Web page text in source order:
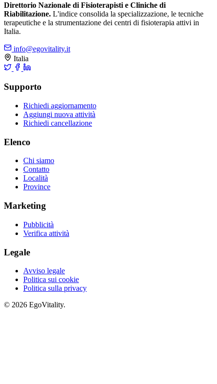
Direttorio Nazionale di Fisioterapisti e Cliniche di
Riabilitazione. L'indice consolida la specializzazione, le tecniche
terapeutiche e la strumentazione dei centri di fisioterapia attivi in
Italia.
info@egovitality.it
Italia
Supporto
Richiedi aggiornamento
Aggiungi nuova attività
Richiedi cancellazione
Elenco
Chi siamo
Contatto
Località
Province
Marketing
Pubblicità
Verifica attività
Legale
Avviso legale
Politica sui cookie
Politica sulla privacy
© 2026 EgoVitality.